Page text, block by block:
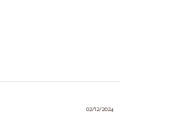
02/12/2024